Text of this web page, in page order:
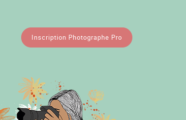
Inscription Photographe Pro